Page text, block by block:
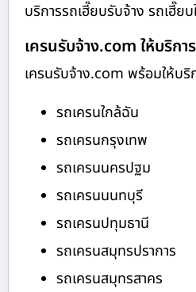
บริการรถเฮี๊ยบรับจ้าง รถเฮี๊ย
เครนรับจ้าง.com ให้บริกา
เครนรับจ้าง.com พร้อมให้บริ
รถเครนใกล้ฉัน
รถเครนกรุงเทพ
รถเครนนครปฐม
รถเครนนนทบุรี
รถเครนปทุมธานี
รถเครนสมุทรปราการ
รถเครนสมุทรสาคร